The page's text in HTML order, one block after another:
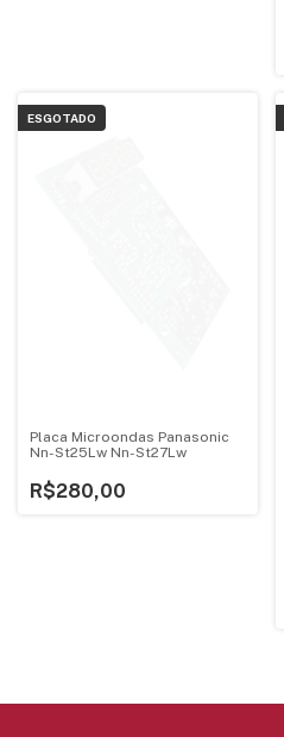
ESGOTADO
Placa Microondas Panasonic
Nn-St25Lw Nn-St27Lw
R$280,00